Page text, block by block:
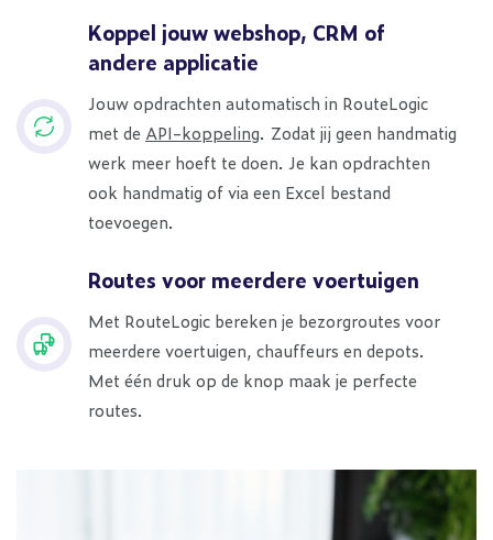
Koppel jouw webshop, CRM of
andere applicatie
Jouw opdrachten automatisch in RouteLogic
met de API-koppeling. Zodat jij geen handmatig
werk meer hoeft te doen. Je kan opdrachten
ook handmatig of via een Excel bestand
toevoegen.
Routes voor meerdere voertuigen
Met RouteLogic bereken je bezorgroutes voor
meerdere voertuigen, chauffeurs en depots.
Met één druk op de knop maak je perfecte
routes.